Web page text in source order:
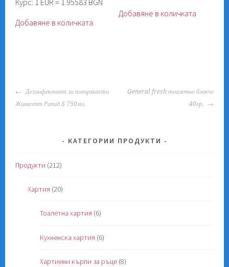
Добавяне в количката
Добавяне в количката
POST
NAVIGATION
Дезинфектант за повърхности
Живасепт Рапид S 750мл.
General fresh тоалетно блокче
40гр.
КАТЕГОРИИ ПРОДУКТИ
Продукти (212)
Хартия (20)
Тоалетна хартия (6)
Кухненска хартия (6)
Хартиени кърпи за ръце (8)